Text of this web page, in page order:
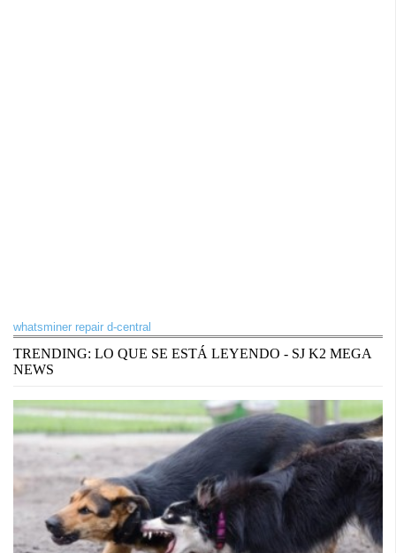
whatsminer repair d-central
TRENDING: LO QUE SE ESTÁ LEYENDO - SJ K2 MEGA
NEWS